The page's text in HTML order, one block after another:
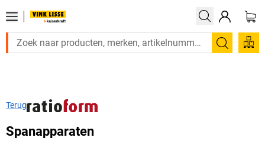
Zoeken
Terug
Spanapparaten